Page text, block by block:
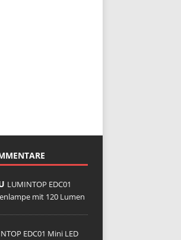
LUMINTOP EDC01
mit 120 Lumen
EDC01 Mini LED